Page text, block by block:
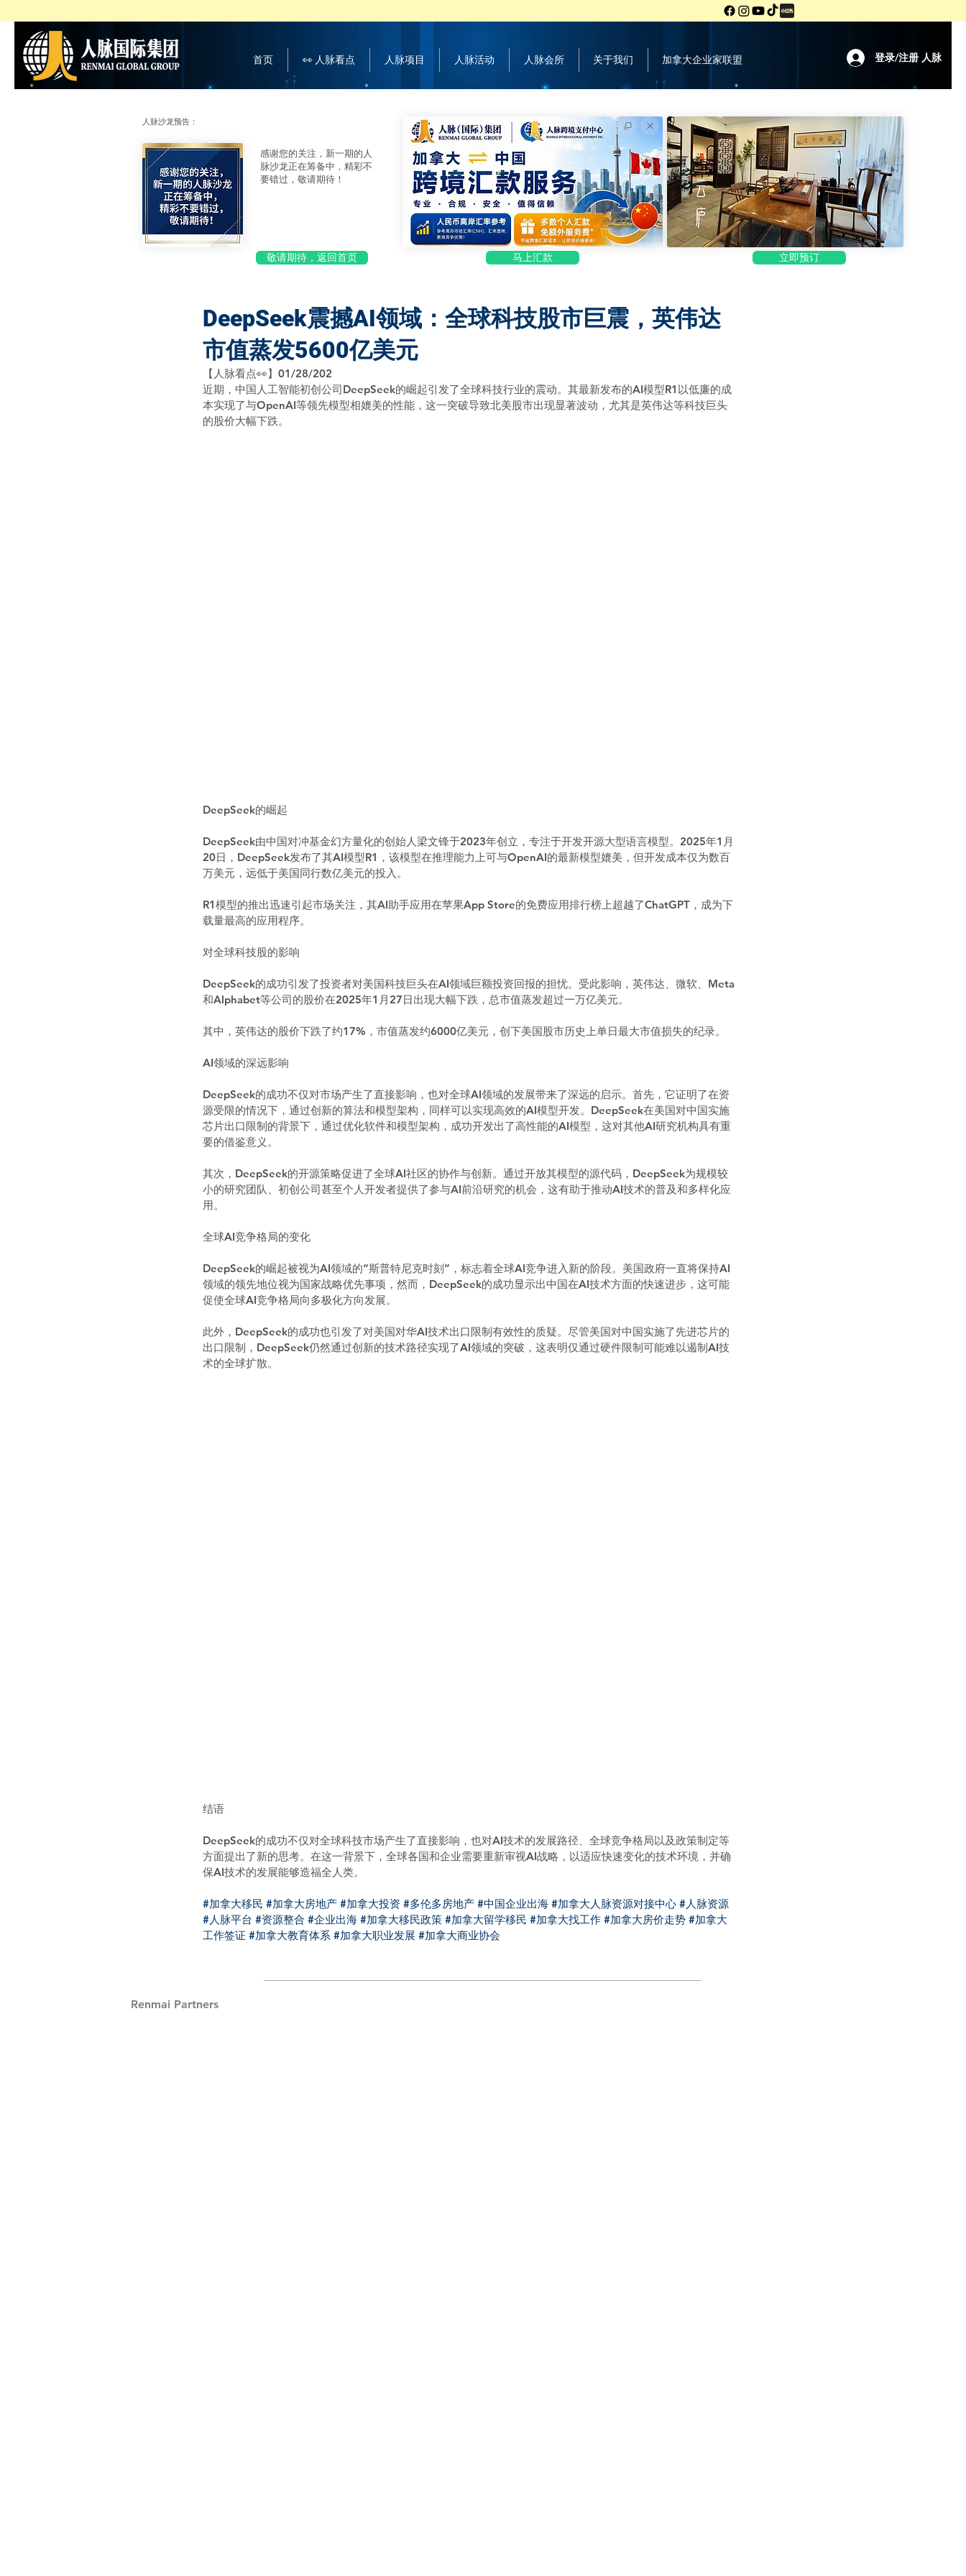
首页 👀 人脉看点 人脉项目 人脉活动 人脉会所 关于我们 加拿大企业家联盟 登录/注册 人脉
人脉沙龙预告：
感谢您的关注，新一期的人
脉沙龙正在筹备中，精彩不
要错过，敬请期待！
敬请期待，返回首页 马上汇款 立即预订
DeepSeek震撼AI领域：全球科技股市巨震，英伟达
市值蒸发5600亿美元
【人脉看点👀】01/28/202
近期，中国人工智能初创公司DeepSeek的崛起引发了全球科技行业的震动。其最新发布的AI模型R1以低廉的成
本实现了与OpenAI等领先模型相媲美的性能，这一突破导致北美股市出现显著波动，尤其是英伟达等科技巨头
的股价大幅下跌。
DeepSeek的崛起
DeepSeek由中国对冲基金幻方量化的创始人梁文锋于2023年创立，专注于开发开源大型语言模型。2025年1月
20日，DeepSeek发布了其AI模型R1，该模型在推理能力上可与OpenAI的最新模型媲美，但开发成本仅为数百
万美元，远低于美国同行数亿美元的投入。
R1模型的推出迅速引起市场关注，其AI助手应用在苹果App Store的免费应用排行榜上超越了ChatGPT，成为下
载量最高的应用程序。
对全球科技股的影响
DeepSeek的成功引发了投资者对美国科技巨头在AI领域巨额投资回报的担忧。受此影响，英伟达、微软、Meta
和Alphabet等公司的股价在2025年1月27日出现大幅下跌，总市值蒸发超过一万亿美元。
其中，英伟达的股价下跌了约17%，市值蒸发约6000亿美元，创下美国股市历史上单日最大市值损失的纪录。
AI领域的深远影响
DeepSeek的成功不仅对市场产生了直接影响，也对全球AI领域的发展带来了深远的启示。首先，它证明了在资
源受限的情况下，通过创新的算法和模型架构，同样可以实现高效的AI模型开发。DeepSeek在美国对中国实施
芯片出口限制的背景下，通过优化软件和模型架构，成功开发出了高性能的AI模型，这对其他AI研究机构具有重
要的借鉴意义。
其次，DeepSeek的开源策略促进了全球AI社区的协作与创新。通过开放其模型的源代码，DeepSeek为规模较
小的研究团队、初创公司甚至个人开发者提供了参与AI前沿研究的机会，这有助于推动AI技术的普及和多样化应
用。
全球AI竞争格局的变化
DeepSeek的崛起被视为AI领域的“斯普特尼克时刻”，标志着全球AI竞争进入新的阶段。美国政府一直将保持AI
领域的领先地位视为国家战略优先事项，然而，DeepSeek的成功显示出中国在AI技术方面的快速进步，这可能
促使全球AI竞争格局向多极化方向发展。
此外，DeepSeek的成功也引发了对美国对华AI技术出口限制有效性的质疑。尽管美国对中国实施了先进芯片的
出口限制，DeepSeek仍然通过创新的技术路径实现了AI领域的突破，这表明仅通过硬件限制可能难以遏制AI技
术的全球扩散。
结语
DeepSeek的成功不仅对全球科技市场产生了直接影响，也对AI技术的发展路径、全球竞争格局以及政策制定等
方面提出了新的思考。在这一背景下，全球各国和企业需要重新审视AI战略，以适应快速变化的技术环境，并确
保AI技术的发展能够造福全人类。
#加拿大移民 #加拿大房地产 #加拿大投资 #多伦多房地产 #中国企业出海 #加拿大人脉资源对接中心 #人脉资源
#人脉平台 #资源整合 #企业出海 #加拿大移民政策 #加拿大留学移民 #加拿大找工作 #加拿大房价走势 #加拿大
工作签证 #加拿大教育体系 #加拿大职业发展 #加拿大商业协会
Renmai Partners